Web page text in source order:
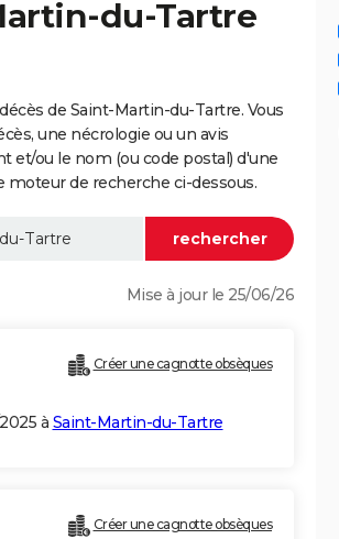
du-Tartre
de Saint-Martin-du-Tartre. Vous
une nécrologie ou un avis
et/ou le nom (ou code postal) d'une
de recherche ci-dessous.
Mise à jour le 25/06/26
Créer une cagnotte obsèques
à Saint-Martin-du-Tartre
Créer une cagnotte obsèques